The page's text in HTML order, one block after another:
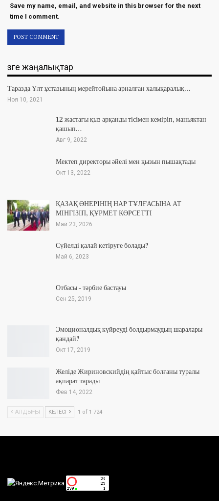
Save my name, email, and website in this browser for the next
time I comment.
Өзге жаңалықтар
Таразда Ұлт ұстазының мерейтойына арналған халықаралық…
Ноя 10, 2021
12 жастағы қыз арқанды тісімен кеміріп, маньяктан
қашып…
Авг 9, 2022
Мектеп директоры әйелі мен қызын пышақтады
Окт 13, 2022
ҚАЗАҚ ӨНЕРІНІҢ НАР ТҰЛҒАСЫНА АТ
МІНГІЗІП, ҚҰРМЕТ КӨРСЕТТІ
Май 23, 2026
Сүйелді қалай кетіруге болады?
Май 6, 2023
Отбасы – тәрбие бастауы
Сен 25, 2019
Эмоционалдық күйреуді болдырмаудың шаралары
қандай?
Окт 17, 2019
Желіде Жириновскийдің қайтыс болғаны туралы
ақпарат тарады
Фев 14, 2022
АЛДЫҢҒЫ КЕЛЕСІ 1 of 1 724